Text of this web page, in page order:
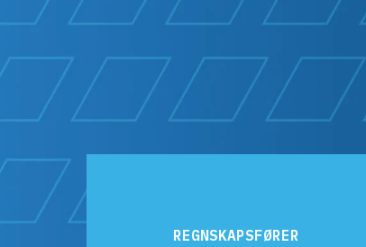
REGNSKAPSFØRER